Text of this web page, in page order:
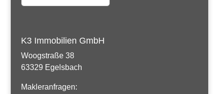
K3 Immobilien GmbH
Woogstraße 38
63329 Egelsbach
Makleranfragen: